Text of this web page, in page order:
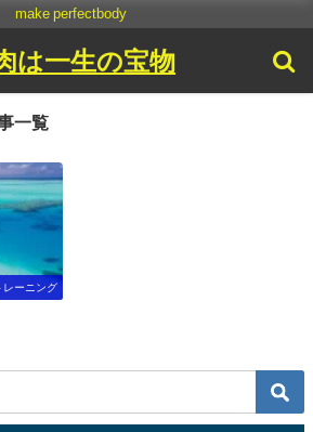
make perfectbody
は一生の宝物
一覧
レーニング